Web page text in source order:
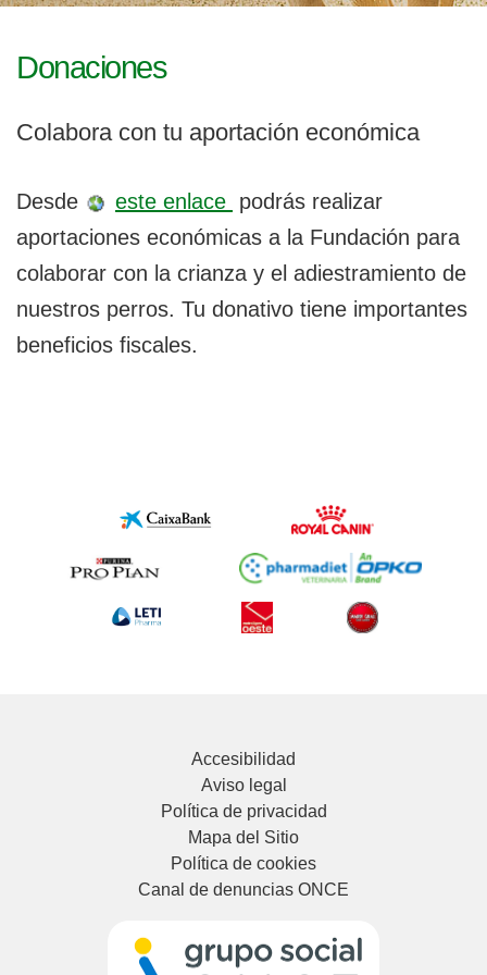
c
i
n
l
l
e
Donaciones
Colabora con tu aportación económica
Desde este enlace podrás realizar
aportaciones económicas a la Fundación para
colaborar con la crianza y el adiestramiento de
nuestros perros. Tu donativo tiene importantes
beneficios fiscales.
Accesibilidad
Aviso legal
Política de privacidad
Mapa del Sitio
Política de cookies
Canal de denuncias ONCE